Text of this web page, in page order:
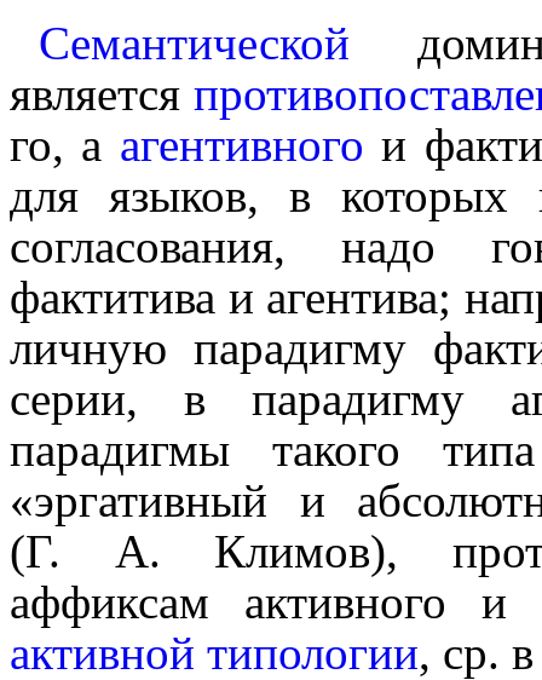
Семантической
является
го, а агентивного и
для языков, в которых
согласования, надо
фактитива и агентива;
личную парадигму
серии, в парадигму
парадигмы такого
«эргативный и
(Г. А. Климов),
аффиксам активного и
активной типологии, ср.